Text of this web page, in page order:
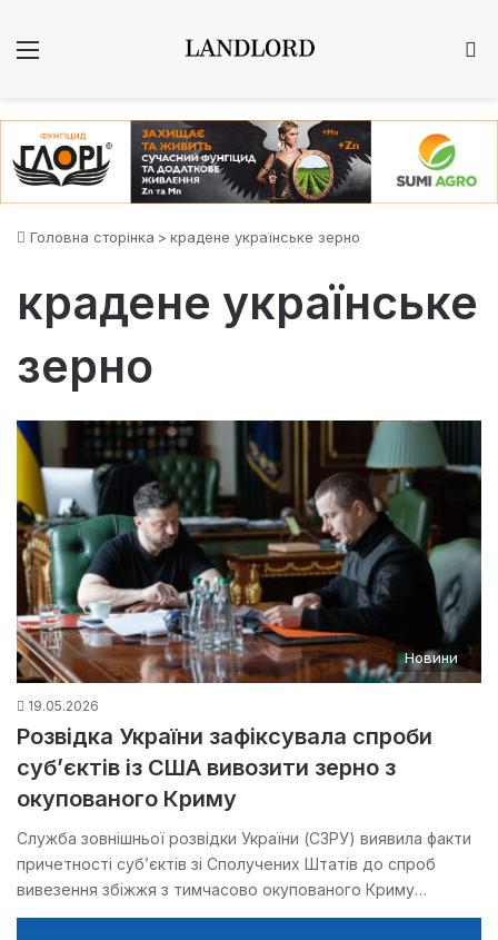
Головна сторінка > крадене українське зерно
крадене українське
зерно
Новини
19.05.2026
Розвідка України зафіксувала спроби
суб’єктів із США вивозити зерно з
окупованого Криму
Служба зовнішньої розвідки України (СЗРУ) виявила факти
причетності суб’єктів зі Сполучених Штатів до спроб
вивезення збіжжя з тимчасово окупованого Криму…